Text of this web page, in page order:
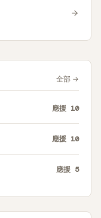
全部 →
應援 10
應援 10
應援 5